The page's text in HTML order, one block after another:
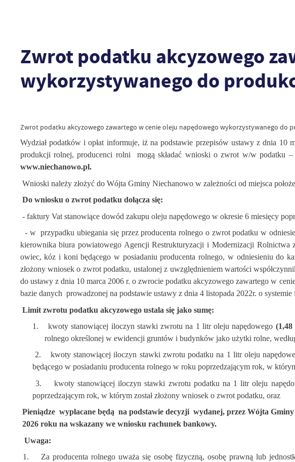
Zwrot podatku akcyzowego
wykorzystywanego do
Zwrot podatku akcyzowego zawartego w cenie oleju napędowego wykorzystywanego do
Wydział podatków i opłat informuje, iż na podstawie przepisów ustawy z dnia
produkcji rolnej, producenci rolni
mogą składać wnioski o zwrot w/w podatku
www.niechanowo.pl.
Wnioski należy złożyć do Wójta Gminy Niechanowo w zależności od miejsca
Do wniosku o zwrot podatku dołącza się:
- faktury Vat stanowiące dowód zakupu oleju napędowego w okresie 6 miesięcy
- w przypadku ubiegania się przez producenta rolnego o zwrot podatku w
kierownika biura powiatowego Agencji Restrukturyzacji i Modernizacji Rolnictwa
owiec, kóz i koni będącego w posiadaniu producenta rolnego, w odniesieniu do
złożony wniosek o zwrot podatku, ustalonej z uwzględnieniem wartości
do ustawy z dnia 10 marca 2006 r. o zwrocie podatku akcyzowego zawartego w
bazie danych prowadzonej na podstawie ustawy z dnia 4 listopada 2022r. o
Limit zwrotu podatku akcyzowego ustala się jako sumę:
1.
kwoty stanowiącej iloczyn stawki zwrotu na 1 litr oleju napędowego (1,48
rolnego określonej w ewidencji gruntów i budynków jako użytki rolne,
2.
kwoty stanowiącej iloczyn stawki zwrotu podatku na 1 litr oleju
będącego w posiadaniu producenta rolnego w roku poprzedzającym rok, w
3.
kwoty stanowiącej iloczyn stawki zwrotu podatku na 1 litr oleju
poprzedzającym rok, w którym został złożony wniosek o zwrot podatku, oraz
Pieniądze wypłacane będą na podstawie decyzji wydanej, przez Wójta
2026 roku na wskazany we wniosku rachunek bankowy.
Uwaga:
1.
Za producenta rolnego uważa się osobę fizyczną, osobę prawną lub